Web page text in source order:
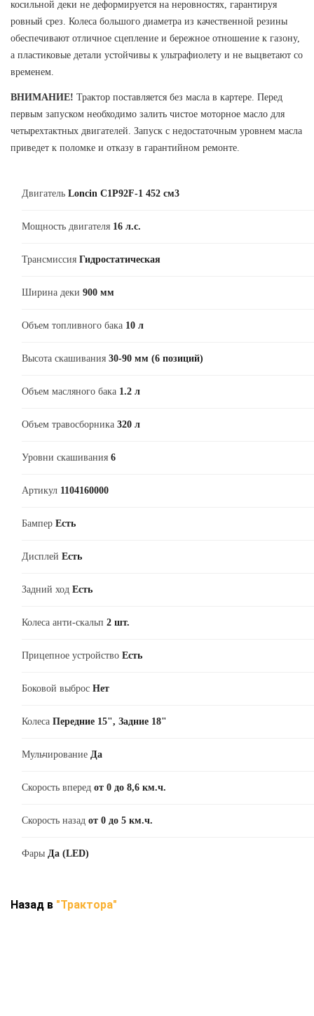
косильной деки не деформируется на неровностях, гарантируя
ровный срез. Колеса большого диаметра из качественной резины
обеспечивают отличное сцепление и бережное отношение к газону,
а пластиковые детали устойчивы к ультрафиолету и не выцветают со
временем.
ВНИМАНИЕ! Трактор поставляется без масла в картере. Перед
первым запуском необходимо залить чистое моторное масло для
четырехтактных двигателей. Запуск с недостаточным уровнем масла
приведет к поломке и отказу в гарантийном ремонте.
Двигатель Loncin C1P92F-1 452 см3
Мощность двигателя 16 л.с.
Трансмиссия Гидростатическая
Ширина деки 900 мм
Объем топливного бака 10 л
Высота скашивания 30-90 мм (6 позиций)
Объем масляного бака 1.2 л
Объем травосборника 320 л
Уровни скашивания 6
Артикул 1104160000
Бампер Есть
Дисплей Есть
Задний ход Есть
Колеса анти-скальп 2 шт.
Прицепное устройство Есть
Боковой выброс Нет
Колеса Передние 15", Задние 18"
Мульчирование Да
Скорость вперед от 0 до 8,6 км.ч.
Скорость назад от 0 до 5 км.ч.
Фары Да (LED)
Назад в "Трактора"